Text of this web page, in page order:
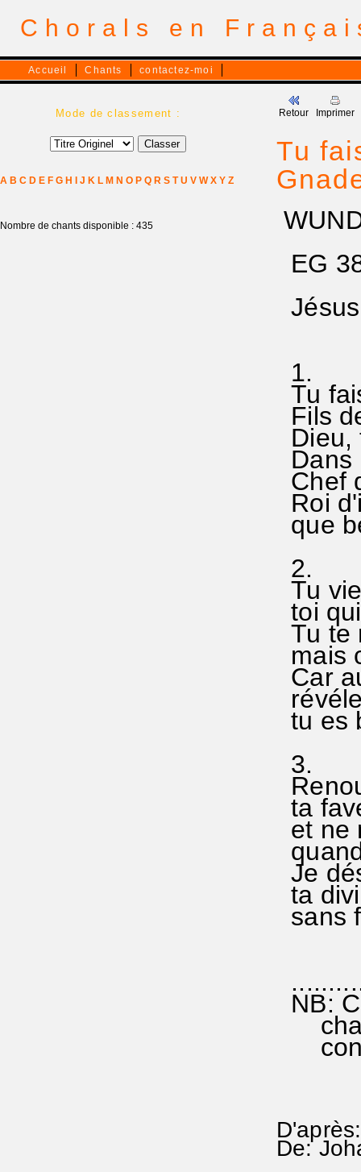
Chorals en
Accueil Chants contactez-moi
Mode de classement :
A B C D E F G H J K L M N O P Q R S T U V W X Y Z
Nombre de chants disponible : 435
Retour Imprimer
Tu
EG
1.
Tu
Fils
Roi
que
2.
Tu
toi
Tu te
mais
Car
tu es
3.
ta
et ne
Je
ta
sans
NB:
De: